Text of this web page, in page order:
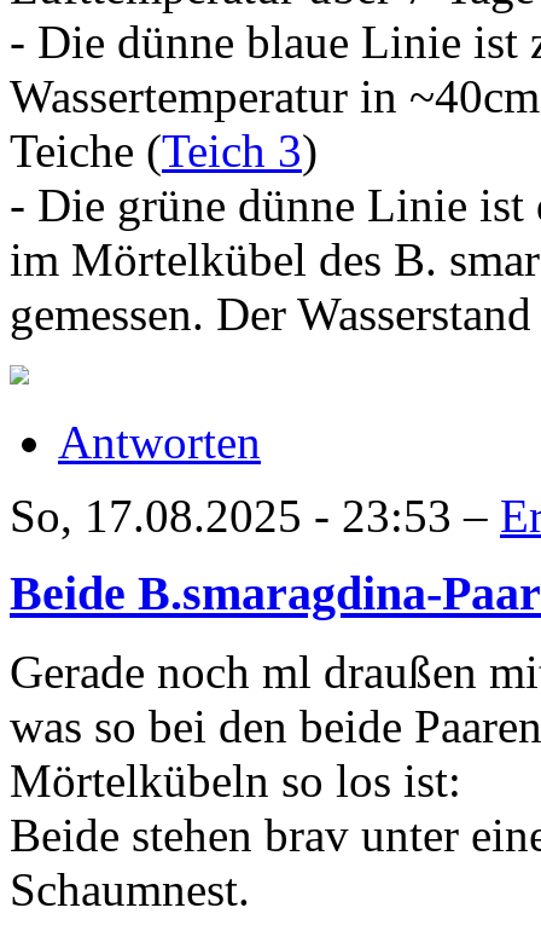
- Die dünne blaue Linie ist
Wassertemperatur in
Teiche (Teich 3)
- Die grüne dünne Linie ist
im Mörtelkübel des B.
gemessen. Der
Antworten
So, 17.08.2025 - 23:53 –
Beide B.smaragdina-
Gerade noch ml draußen
was so bei den beide
Mörtelkübeln so los ist:
Beide stehen brav unter
Schaumnest.